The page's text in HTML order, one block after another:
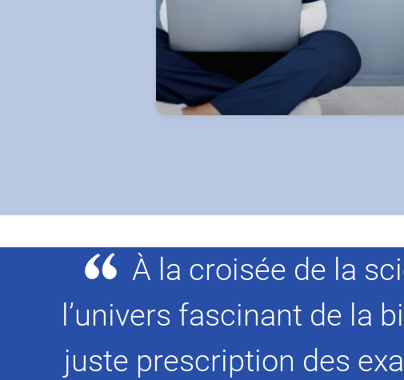
À la croisée de la
l’univers fascinant de la
juste prescription des